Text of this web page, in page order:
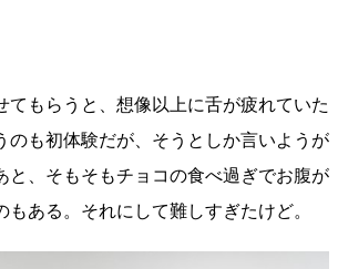
てもらうと、想像以上に舌が疲れていた
のも初体験だが、そうとしか言いようが
と、そもそもチョコの食べ過ぎでお腹が
もある。それにして難しすぎたけど。